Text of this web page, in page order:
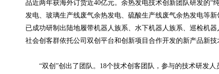
品近两年获海外订货近40亿元。余热发电技术创新团队研发的“
发电、玻璃生产线废气余热发电、硫酸生产线废气余热发电等
已成功研制出陆地履带机器人族系、水下机器人族系、巡检机
社会创客群依托公司双创平台和创新项目合作开发的新产品新
“双创”创出了团队。 18个技术创客团队，参与的技术研发人